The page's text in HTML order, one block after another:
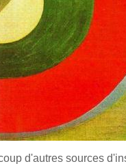
d'autres sources